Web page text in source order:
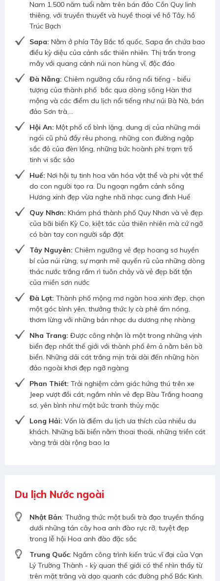
Nam 1.500 năm tuổi nằm trên bán đảo Cồn Quy linh
thiêng, với truyền thuyết và huyề thoại về hồ Tây, hồ
Trúc Bạch
Sapa: Nằm ở phía Tây Bắc tổ quốc, Sapa ẩn chứa bao
điều kỳ diệu của cảnh sắc thiên nhiên. Thị trấn trong
mây với quang cảnh núi non hùng vĩ, độc đáo
Đà Nẵng: Chiêm ngưỡng cầu rồng nổi tiếng - biểu
tượng của thành phố bắc qua dòng sông Hàn thơ
mộng và các điểm du lịch nổi tiếng như núi Bà Nà, bán
đảo Sơn trà,...
Hội An: Một phố cổ bình lặng, dung dị của những mái
ngói cũ phủ đầy rêu phong, những con đường ngập
sắc đỏ của đèn lồng, những bức hoành phi trạm trổ
tinh vi sắc sảo
Huế: Nơi hội tụ tinh hoa văn hóa vật thể và phi vật thể
do con người tạo ra. Du ngoạn ngắm cảnh sông
Hương xinh đẹp vừa nghe nhã nhạc cung đình Huế
Quy Nhơn: Khám phá thành phố Quy Nhơn và vẻ đẹp
của bãi biển Kỳ Co, kiệt tác của thiên nhiên mà cứ ngỡ
có bàn tay con người sắp đặt
Tây Nguyên: Chiêm ngưỡng vẻ đẹp hoang sơ huyền
bí của núi rừng, sự mạnh mẽ quyến rũ của những dòng
thác nước trắng rầm rì tuôn chảy và vẻ đẹp bất tận
của miền sơn nước
Đà Lạt: Thành phố mộng mơ ngàn hoa xinh đẹp, chọn
một góc bình yên, thưởng thức ly cà phê ấm nóng,
thơm lừng với những bản nhạc du dương nhẹ nhàng
Nha Trang: Được công nhận là một trong những vịnh
biển đẹp nhất thế giới với thành phố êm ả nằm bên bờ
biển. Những dải cát trắng mịn trải dài đến những hòn
đảo ngoài khơi đẹp ngỡ ngàng
Phan Thiết: Trải nghiệm cảm giác hứng thú trên xe
Jeep vượt đồi cát, ngắm nhìn vẻ đẹp Bàu Trắng hoang
sơ, yên bình như một bức tranh thủy mặc
Long Hải: Vốn là điểm du lịch ưa thích của nhiều du
khách. Những bãi biển nằm thoai thoải, những triền cát
vàng trải dài rộng bao la
Du lịch Nước ngoài
Nhật Bản: Thưởng thức một buổi trà đạo truyền thống
dưới những tán cây hoa anh đào rực rỡ, tuyệt đẹp
trong lễ hội Hoa anh đào đặc sắc
Trung Quốc: Ngắm công trình kiến trúc vĩ đại của Vạn
Lý Trường Thành - kỳ quan thế giới có thể nhìn thấy từ
trên mặt trăng và dạo quanh các đường phố Bắc Kinh.